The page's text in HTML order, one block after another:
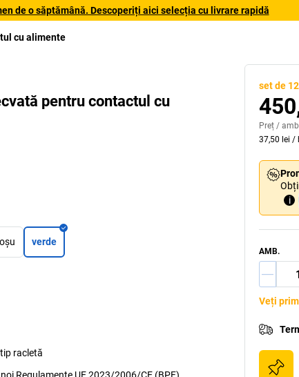
de o săptămână. Descoperiți aici selecția cu livrare rapidă
cu alimente
pentru contactul cu
verde
racletă
set de
Preț /
37,50 lei /
i
AMB.
Veți